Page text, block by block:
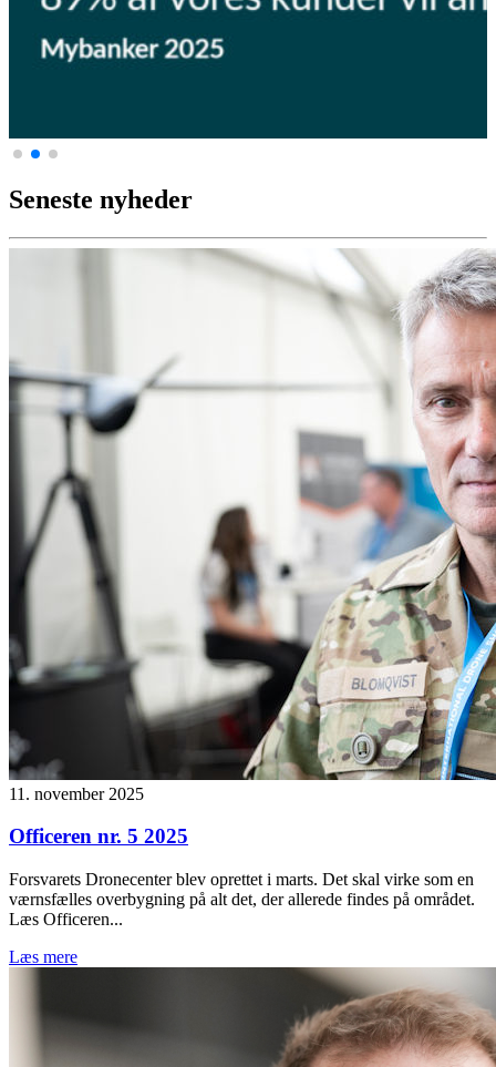
Seneste nyheder
11. november 2025
Officeren nr. 5 2025
Forsvarets Dronecenter blev oprettet i marts. Det skal virke som en
værnsfælles overbygning på alt det, der allerede findes på området.
Læs Officeren...
Læs mere